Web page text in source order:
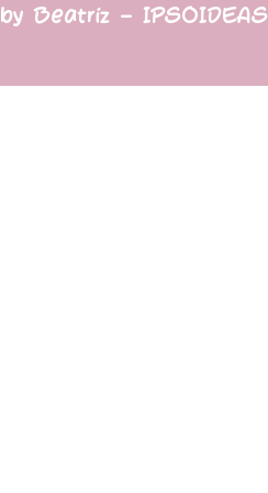
by Beatriz – IPSOIDEAS